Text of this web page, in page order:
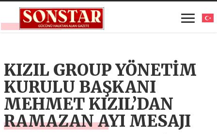
KIZIL GROUP YÖNETİM
KURULU BAŞKANI
MEHMET KIZIL’DAN
RAMAZAN AYI MESAJI